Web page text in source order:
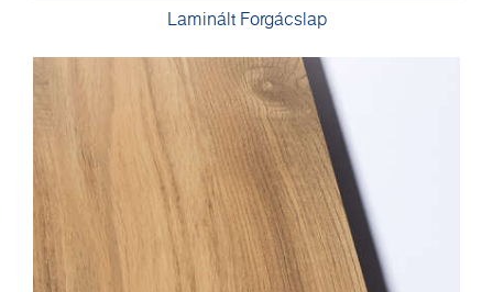
Laminált Forgácslap